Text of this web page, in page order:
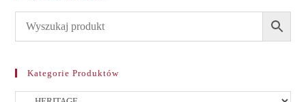
Kategorie Produktów